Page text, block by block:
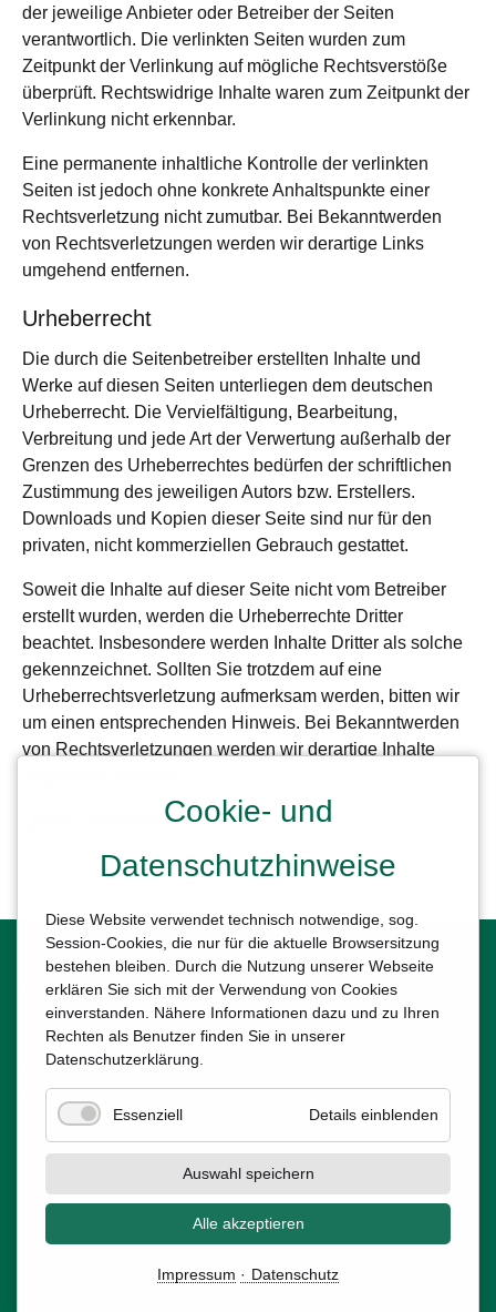
Cookie- und
Datenschutzhinweise
Diese Website verwendet technisch notwendige, sog.
Session-Cookies, die nur für die aktuelle Browsersitzung
bestehen bleiben. Durch die Nutzung unserer Webseite
erklären Sie sich mit der Verwendung von Cookies
einverstanden. Nähere Informationen dazu und zu Ihren
Rechten als Benutzer finden Sie in unserer
Datenschutzerklärung.
Essenziell Details einblenden
Auswahl speichern
Alle akzeptieren
Impressum Datenschutz
der jeweilige Anbieter oder Betreiber der Seiten
verantwortlich. Die verlinkten Seiten wurden zum
Zeitpunkt der Verlinkung auf mögliche Rechtsverstöße
überprüft. Rechtswidrige Inhalte waren zum Zeitpunkt der
Verlinkung nicht erkennbar.
Eine permanente inhaltliche Kontrolle der verlinkten
Seiten ist jedoch ohne konkrete Anhaltspunkte einer
Rechtsverletzung nicht zumutbar. Bei Bekanntwerden
von Rechtsverletzungen werden wir derartige Links
umgehend entfernen.
Urheberrecht
Die durch die Seitenbetreiber erstellten Inhalte und
Werke auf diesen Seiten unterliegen dem deutschen
Urheberrecht. Die Vervielfältigung, Bearbeitung,
Verbreitung und jede Art der Verwertung außerhalb der
Grenzen des Urheberrechtes bedürfen der schriftlichen
Zustimmung des jeweiligen Autors bzw. Erstellers.
Downloads und Kopien dieser Seite sind nur für den
privaten, nicht kommerziellen Gebrauch gestattet.
Soweit die Inhalte auf dieser Seite nicht vom Betreiber
erstellt wurden, werden die Urheberrechte Dritter
beachtet. Insbesondere werden Inhalte Dritter als solche
gekennzeichnet. Sollten Sie trotzdem auf eine
Urheberrechtsverletzung aufmerksam werden, bitten wir
um einen entsprechenden Hinweis. Bei Bekanntwerden
von Rechtsverletzungen werden wir derartige Inhalte
Kontakt
Tierschutzhof Projekt Amazing e.V.
Petra Aderhold
Salzendeicher Straße 30
26939 Ovelgönne
Tel.: 0152 33757144
E-Mail:info@projekt-amazing.de
© 2026 Dalsper Hellmer Hof - Projekt Amazing